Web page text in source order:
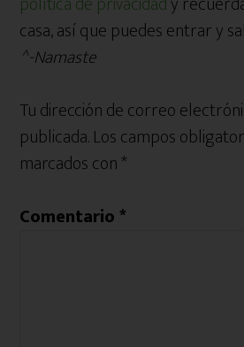
casa, así que puedes entrar y
^-Namaste
Tu dirección de correo
publicada.Los campos
marcados con*
Comentario *